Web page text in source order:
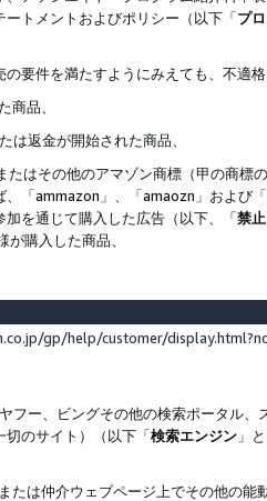
トメントおよびポリシー（以下「プ
の要件を満たすようにみえても、不適
商品、
は返金が開始された商品、
たはその他のアマゾン商標（甲の商
「ammazon」、「amaozn」および
加を通じて購入した広告（以下、「禁
購入した商品、
gp/help/customer/
フー、ビングその他の検索ポータル
切のサイト）（以下「検索エンジン 」
たは仲介ウェブページ上でその他の